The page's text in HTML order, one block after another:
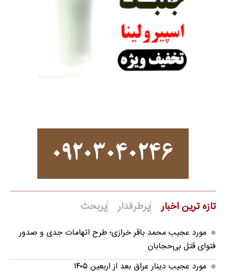
تازه ترین اخبار پرطرفدار پربحث
مورد عجیب محمد باقر خرازی؛ طرح اتهامات جدی و صدور
فتوای قتل بی‌حجابان
مورد عجیب دینار عراق بعد از اربعین ۱۴۰۵